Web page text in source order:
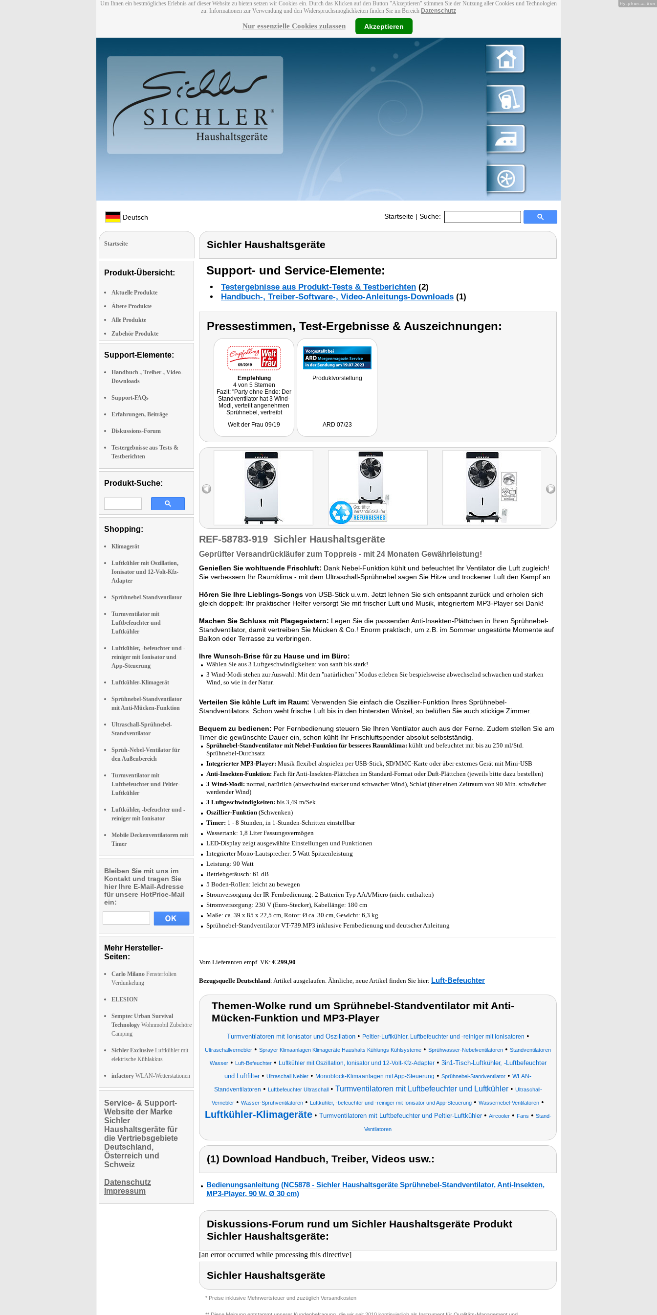
Um Ihnen ein bestmögliches Erlebnis auf dieser Website zu bieten setzen wir Cookies ein. Durch das Klicken auf den Button "Akzeptieren" stimmen Sie der Nutzung aller Cookies und Technologien
zu. Informationen zur Verwendung und den Widerspruchsmöglichkeiten finden Sie im Bereich Datenschutz
Nur essenzielle Cookies zulassen Akzeptieren
Deutsch Startseite | Suche:
Startseite
Produkt-Übersicht:
Aktuelle Produkte
Ältere Produkte
Alle Produkte
Zubehör Produkte
Support-Elemente:
Handbuch-, Treiber-, Video-
Downloads
Support-FAQs
Erfahrungen, Beiträge
Diskussions-Forum
Testergebnisse aus Tests &
Testberichten
Produkt-Suche:
Shopping:
Klimagerät
Luftkühler mit Oszillation,
Ionisator und 12-Volt-Kfz-
Adapter
Sprühnebel-Standventilator
Turmventilator mit
Luftbefeuchter und
Luftkühler
Luftkühler, -befeuchter und -
reiniger mit Ionisator und
App-Steuerung
Luftkühler-Klimagerät
Sprühnebel-Standventilator
mit Anti-Mücken-Funktion
Ultraschall-Sprühnebel-
Standventilator
Sprüh-Nebel-Ventilator für
den Außenbereich
Turmventilator mit
Luftbefeuchter und Peltier-
Luftkühler
Luftkühler, -befeuchter und -
reiniger mit Ionisator
Mobile Deckenventilatoren mit
Timer
Bleiben Sie mit uns im
Kontakt und tragen Sie
hier Ihre E-Mail-Adresse
für unsere HotPrice-Mail
ein:
Mehr Hersteller-
Seiten:
Carlo Milano Fensterfolien
Verdunkelung
ELESION
Semptec Urban Survival
Technology Wohnmobil Zubehöre
Camping
Sichler Exclusive Luftkühler mit
elektrische Kühlakkus
infactory WLAN-Wetterstationen
Service- & Support-
Website der Marke
Sichler
Haushaltsgeräte für
die Vertriebsgebiete
Deutschland,
Österreich und
Schweiz
Datenschutz
Impressum
Sichler Haushaltsgeräte
Support- und Service-Elemente:
Testergebnisse aus Produkt-Tests & Testberichten (2)
Handbuch-, Treiber-Software-, Video-Anleitungs-Downloads (1)
Pressestimmen, Test-Ergebnisse & Auszeichnungen:
Empfehlung
4 von 5 Sternen
Fazit: "Party ohne Ende: Der
Standventilator hat 3 Wind-
Modi, verteilt angenehmen
Sprühnebel, vertreibt
Musik abspielen."
Welt der Frau 09/19
Produktvorstellung
ARD 07/23
REF-58783-919 Sichler Haushaltsgeräte
Geprüfter Versandrückläufer zum Toppreis - mit 24 Monaten Gewährleistung!
Genießen Sie wohltuende Frischluft: Dank Nebel-Funktion kühlt und befeuchtet Ihr Ventilator die Luft zugleich!
Sie verbessern Ihr Raumklima - mit dem Ultraschall-Sprühnebel sagen Sie Hitze und trockener Luft den Kampf an.
Hören Sie Ihre Lieblings-Songs von USB-Stick u.v.m. Jetzt lehnen Sie sich entspannt zurück und erholen sich
gleich doppelt: Ihr praktischer Helfer versorgt Sie mit frischer Luft und Musik, integriertem MP3-Player sei Dank!
Machen Sie Schluss mit Plagegeistern: Legen Sie die passenden Anti-Insekten-Plättchen in Ihren Sprühnebel-
Standventilator, damit vertreiben Sie Mücken & Co.! Enorm praktisch, um z.B. im Sommer ungestörte Momente auf
Balkon oder Terrasse zu verbringen.
Ihre Wunsch-Brise für zu Hause und im Büro:
Wählen Sie aus 3 Luftgeschwindigkeiten: von sanft bis stark!
3 Wind-Modi stehen zur Auswahl: Mit dem "natürlichen" Modus erleben Sie bespielsweise abwechselnd schwachen und starken
Wind, so wie in der Natur.
Verteilen Sie kühle Luft im Raum: Verwenden Sie einfach die Oszillier-Funktion Ihres Sprühnebel-
Standventilators. Schon weht frische Luft bis in den hintersten Winkel, so belüften Sie auch stickige Zimmer.
Bequem zu bedienen: Per Fernbedienung steuern Sie Ihren Ventilator auch aus der Ferne. Zudem stellen Sie am
Timer die gewünschte Dauer ein, schon kühlt Ihr Frischluftspender absolut selbstständig.
Sprühnebel-Standventilator mit Nebel-Funktion für besseres Raumklima: kühlt und befeuchtet mit bis zu 250 ml/Std.
Sprühnebel-Durchsatz
Integrierter MP3-Player: Musik flexibel abspielen per USB-Stick, SD/MMC-Karte oder über externes Gerät mit Mini-USB
Anti-Insekten-Funktion: Fach für Anti-Insekten-Plättchen im Standard-Format oder Duft-Plättchen (jeweils bitte dazu bestellen)
3 Wind-Modi: normal, natürlich (abwechselnd starker und schwacher Wind), Schlaf (über einen Zeitraum von 90 Min. schwächer
werdender Wind)
3 Luftgeschwindigkeiten: bis 3,49 m/Sek.
Oszillier-Funktion (Schwenken)
Timer: 1 - 8 Stunden, in 1-Stunden-Schritten einstellbar
Wassertank: 1,8 Liter Fassungsvermögen
LED-Display zeigt ausgewählte Einstellungen und Funktionen
Integrierter Mono-Lautsprecher: 5 Watt Spitzenleistung
Leistung: 90 Watt
Betriebgeräusch: 61 dB
5 Boden-Rollen: leicht zu bewegen
Stromversorgung der IR-Fernbedienung: 2 Batterien Typ AAA/Micro (nicht enthalten)
Stromversorgung: 230 V (Euro-Stecker), Kabellänge: 180 cm
Maße: ca. 39 x 85 x 22,5 cm, Rotor: Ø ca. 30 cm, Gewicht: 6,3 kg
Sprühnebel-Standventilator VT-739.MP3 inklusive Fernbedienung und deutscher Anleitung
Vom Lieferanten empf. VK: € 299,90
Bezugsquelle Deutschland: Artikel ausgelaufen. Ähnliche, neue Artikel finden Sie hier: Luft-Befeuchter
Themen-Wolke rund um Sprühnebel-Standventilator mit Anti-
Mücken-Funktion und MP3-Player
Turmventilatoren mit Ionisator und Oszillation• Peltier-Luftkühler, Luftbefeuchter und -reiniger mit Ionisatoren •
Ultraschallvernebler • Sprayer Klimaanlagen Klimageräte Haushalts Kühlungs Kühlsysteme • Sprühwasser-Nebelventilatoren • Standventilatoren
Wasser• Luft-Befeuchter• Luftkühler mit Oszillation, Ionisator und 12-Volt-Kfz-Adapter• 3in1-Tisch-Luftkühler, -Luftbefeuchter
und Luftfilter• Ultraschall Nebler • Monoblock-Klimaanlagen mit App-Steuerung • Sprühnebel-Standventilator • WLAN-
Standventilatoren • Luftbefeuchter Ultraschall• Turmventilatoren mit Luftbefeuchter und Luftkühler• Ultraschall-
Vernebler • Wasser-Sprühventilatoren • Luftkühler, -befeuchter und -reiniger mit Ionisator und App-Steuerung • Wassernebel-Ventilatoren •
Luftkühler-Klimageräte• Turmventilatoren mit Luftbefeuchter und Peltier-Luftkühler• Aircooler• Fans • Stand-
Ventilatoren
(1) Download Handbuch, Treiber, Videos usw.:
Bedienungsanleitung (NC5878 - Sichler Haushaltsgeräte Sprühnebel-Standventilator, Anti-Insekten,
MP3-Player, 90 W, Ø 30 cm)
Diskussions-Forum rund um Sichler Haushaltsgeräte Produkt
Sichler Haushaltsgeräte:
[an error occurred while processing this directive]
Sichler Haushaltsgeräte
* Preise inklusive Mehrwertsteuer und zuzüglich Versandkosten
Hy-phen-a-tion